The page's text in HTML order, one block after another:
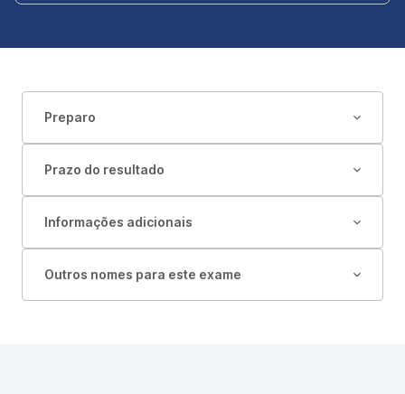
Preparo
Prazo do resultado
Informações adicionais
Outros nomes para este exame